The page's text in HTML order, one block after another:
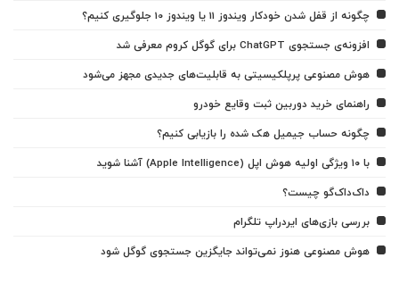
چگونه از قفل شدن خودکار ویندوز 11 یا ویندوز 10 جلوگیری کنیم؟
افزونه‌ی جستجوی ChatGPT برای گوگل کروم معرفی شد
هوش مصنوعی پرپلکیسیتی به قابلیت‌های جدیدی مجهز می‌شود
راهنمای خرید دوربین ثبت وقایع خودرو
چگونه حساب جیمیل هک شده را بازیابی کنیم؟
با ۱۰ ویژگی اولیه هوش اپل (Apple Intelligence) آشنا شوید
داک‌داک‌گو چیست؟
بررسی بازی‌های ایردراپ تلگرام
هوش مصنوعی هنوز نمی‌تواند جایگزین جستجوی گوگل شود